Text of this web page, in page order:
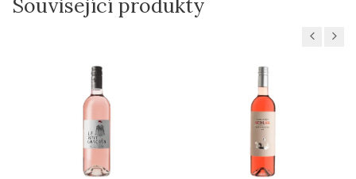
Související produkty
Previous
Next